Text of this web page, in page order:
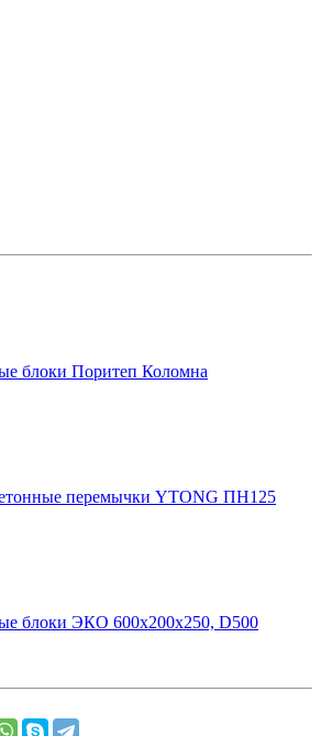
блоки Поритеп Коломна
перемычки YTONG ПН125
блоки ЭКО 600x200x250, D500